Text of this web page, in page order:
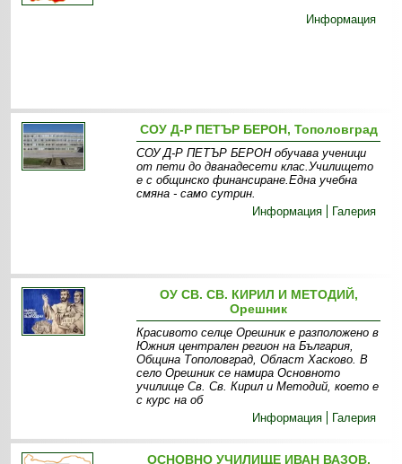
Информация
СОУ Д-Р ПЕТЪР БЕРОН, Тополовград
СОУ Д-Р ПЕТЪР БЕРОН обучава ученици
от пети до дванадесети клас.Училището
е с общинско финансиране.Една учебна
смяна - само сутрин.
Информация
Галерия
ОУ СВ. СВ. КИРИЛ И МЕТОДИЙ,
Орешник
Красивото селце Орешник е разположено в
Южния централен регион на България,
Община Тополовград, Област Хасково. В
село Орешник се намира Основното
училище Св. Св. Кирил и Методий, което е
с курс на об
Информация
Галерия
ОСНОВНО УЧИЛИЩЕ ИВАН ВАЗОВ,